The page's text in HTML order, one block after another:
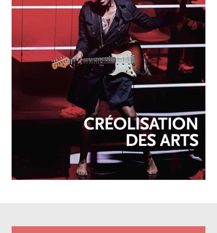
OCTOBRE-DÉCEMBRE 2025
Créolisation des arts